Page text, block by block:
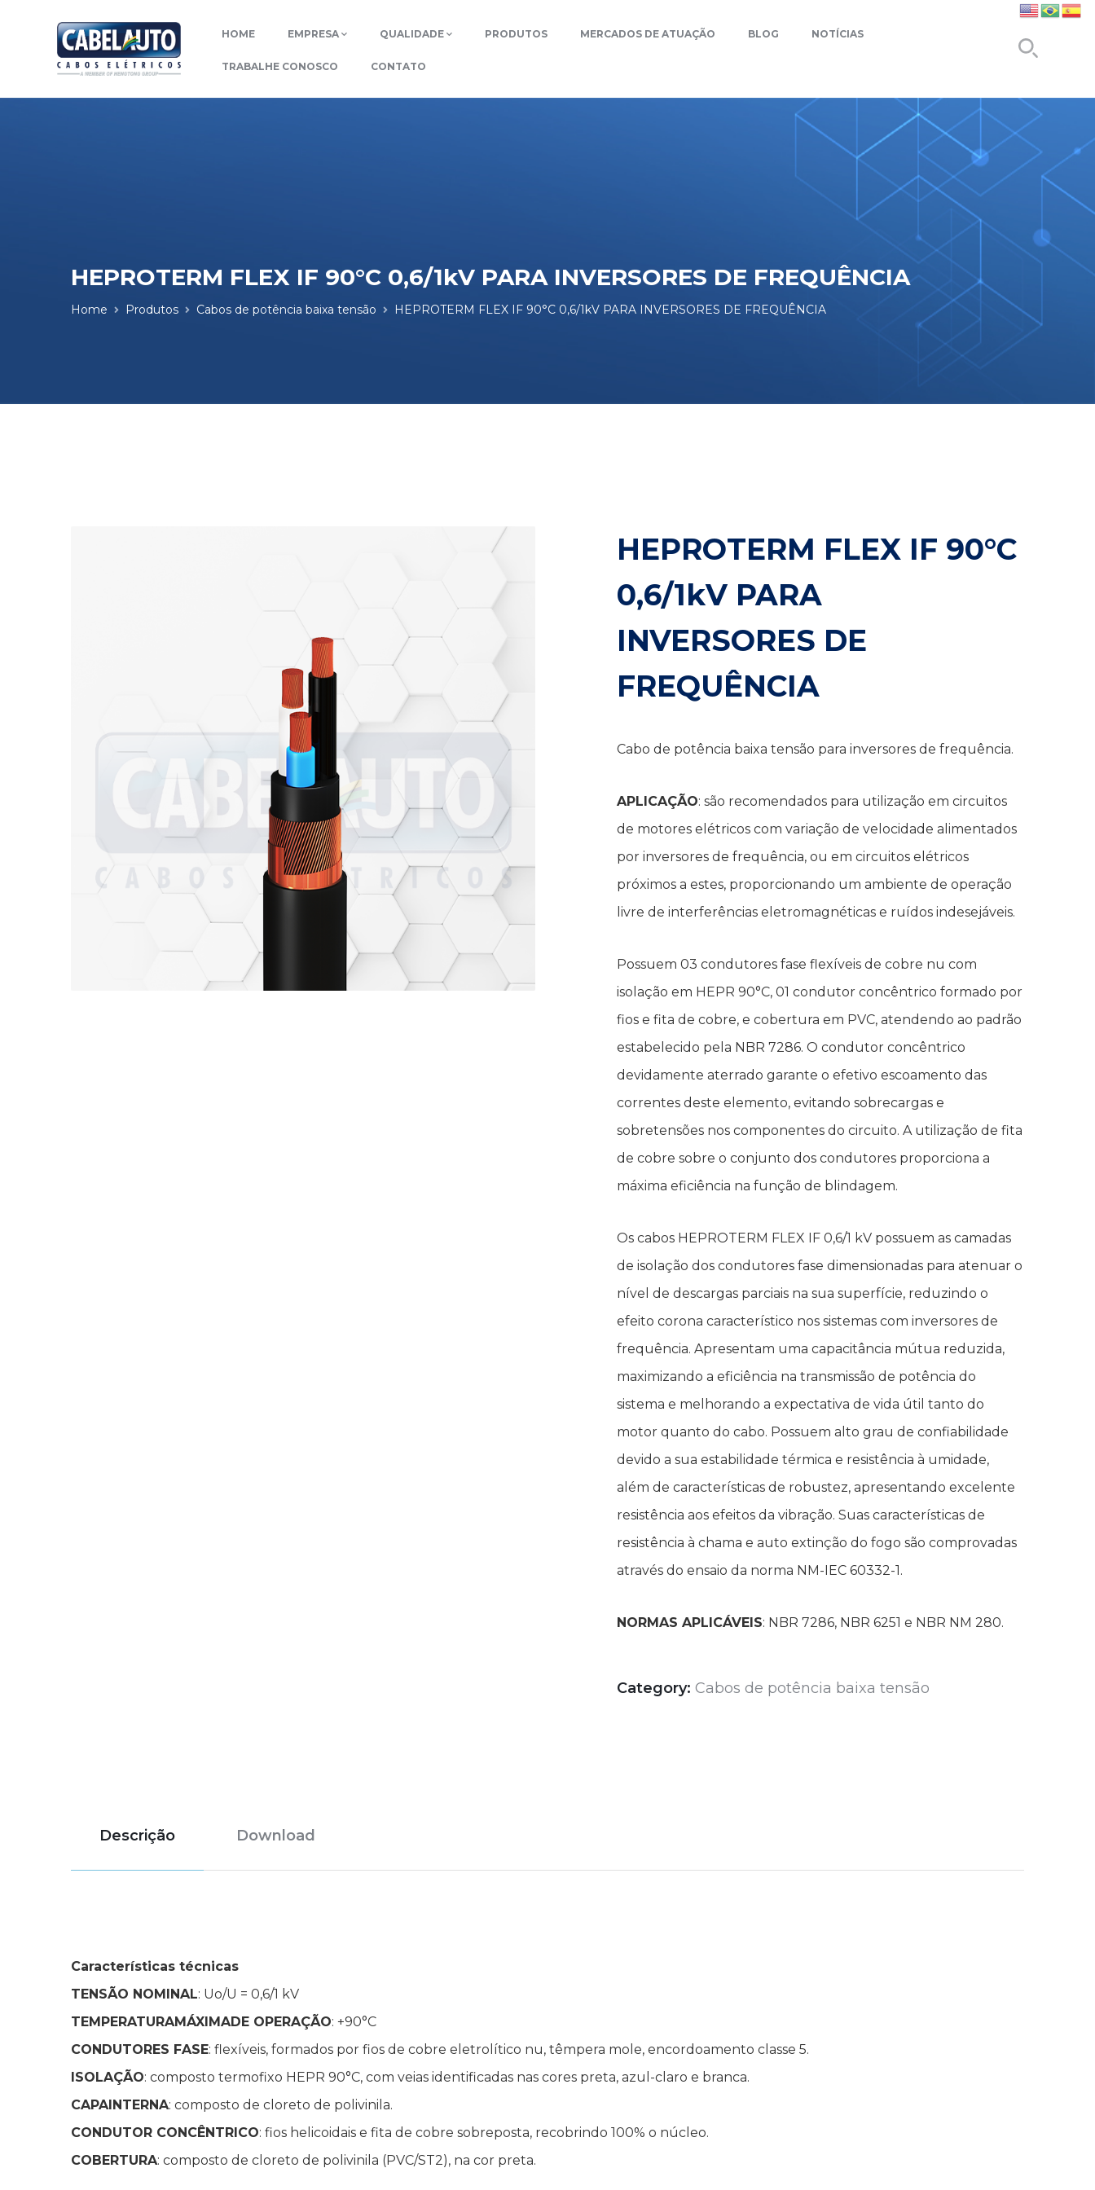
HOME EMPRESA QUALIDADE PRODUTOS MERCADOS DE ATUAÇÃO BLOG NOTÍCIAS
TRABALHE CONOSCO CONTATO
HEPROTERM FLEX IF 90°C 0,6/1kV PARA INVERSORES DE FREQUÊNCIA
Home Produtos Cabos de potência baixa tensão HEPROTERM FLEX IF 90°C 0,6/1kV PARA INVERSORES DE FREQUÊNCIA
HEPROTERM FLEX IF 90°C
0,6/1kV PARA
INVERSORES DE
FREQUÊNCIA
Cabo de potência baixa tensão para inversores de frequência.
APLICAÇÃO: são recomendados para utilização em circuitos
de motores elétricos com variação de velocidade alimentados
por inversores de frequência, ou em circuitos elétricos
próximos a estes, proporcionando um ambiente de operação
livre de interferências eletromagnéticas e ruídos indesejáveis.
Possuem 03 condutores fase flexíveis de cobre nu com
isolação em HEPR 90°C, 01 condutor concêntrico formado por
fios e fita de cobre, e cobertura em PVC, atendendo ao padrão
estabelecido pela NBR 7286. O condutor concêntrico
devidamente aterrado garante o efetivo escoamento das
correntes deste elemento, evitando sobrecargas e
sobretensões nos componentes do circuito. A utilização de fita
de cobre sobre o conjunto dos condutores proporciona a
máxima eficiência na função de blindagem.
Os cabos HEPROTERM FLEX IF 0,6/1 kV possuem as camadas
de isolação dos condutores fase dimensionadas para atenuar o
nível de descargas parciais na sua superfície, reduzindo o
efeito corona característico nos sistemas com inversores de
frequência. Apresentam uma capacitância mútua reduzida,
maximizando a eficiência na transmissão de potência do
sistema e melhorando a expectativa de vida útil tanto do
motor quanto do cabo. Possuem alto grau de confiabilidade
devido a sua estabilidade térmica e resistência à umidade,
além de características de robustez, apresentando excelente
resistência aos efeitos da vibração. Suas características de
resistência à chama e auto extinção do fogo são comprovadas
através do ensaio da norma NM-IEC 60332-1.
NORMAS APLICÁVEIS: NBR 7286, NBR 6251 e NBR NM 280.
Category: Cabos de potência baixa tensão
Descrição Download
Características técnicas
TENSÃO NOMINAL: Uo/U = 0,6/1 kV
TEMPERATURAMÁXIMADE OPERAÇÃO: +90°C
CONDUTORES FASE: flexíveis, formados por fios de cobre eletrolítico nu, têmpera mole, encordoamento classe 5.
ISOLAÇÃO: composto termofixo HEPR 90°C, com veias identificadas nas cores preta, azul-claro e branca.
CAPAINTERNA: composto de cloreto de polivinila.
CONDUTOR CONCÊNTRICO: fios helicoidais e fita de cobre sobreposta, recobrindo 100% o núcleo.
COBERTURA: composto de cloreto de polivinila (PVC/ST2), na cor preta.